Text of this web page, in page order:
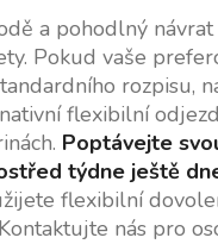
a pohodlný návrat
Pokud vaše
rozpisu,
flexibilní
Poptávejte
týdne ještě
flexibilní
nás pro